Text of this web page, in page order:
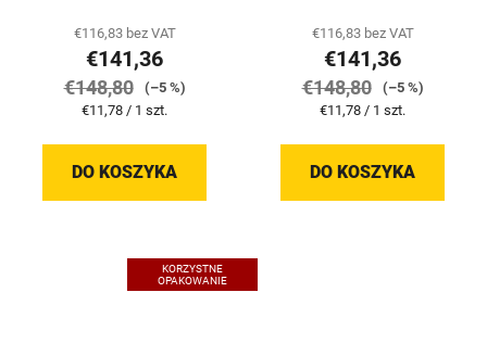
€116,83 bez VAT
€141,36
€148,80
(–5 %)
Cena
€11,78 / 1 szt.
DO KOSZYKA
€116,83 bez VAT
€141,36
€148,80
(–5 %)
Cena
€11,78 / 1 szt.
DO KOSZYKA
KORZYSTNE
OPAKOWANIE